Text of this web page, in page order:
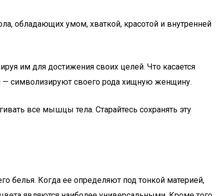
обладающих умом, хваткой, красотой и внутренней
им для достижения своих целей. Что касается
символизируют своего рода хищную женщину.
все мышцы тела. Старайтесь сохранять эту
белья. Когда ее определяют под тонкой материей,